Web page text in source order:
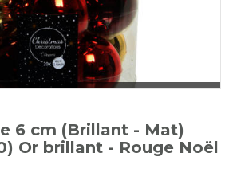
Calendrier horticole
Emplois
à la clientèle
Nous joindre
6 cm (Brillant - Mat)
Or brillant - Rouge Noël